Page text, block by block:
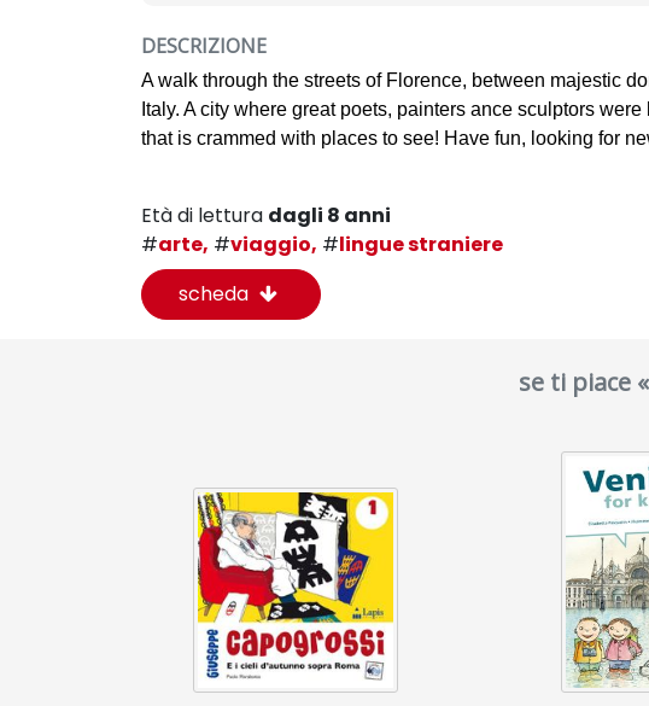
DESCRIZIONE
A walk through the streets of Florence, between majestic
Italy. A city where great poets, painters ance sculptors
that is crammed with places to see! Have fun, looking for
Età di lettura dagli 8 anni
#arte, #viaggio, #lingue straniere
scheda
se ti piace